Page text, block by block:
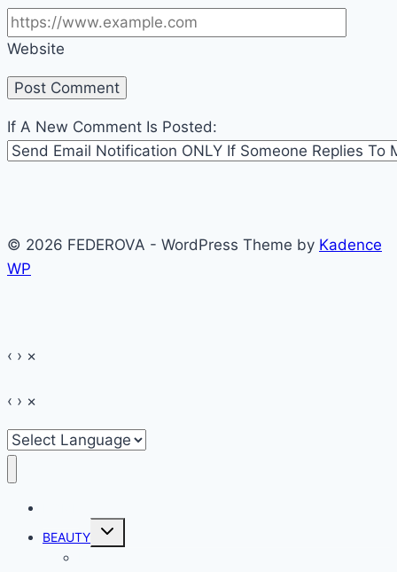
Website
If A New Comment Is Posted:
© 2026 FEDEROVA - WordPress Theme by Kadence
WP
‹ › ×
‹ › ×
BEAUTY
Toggle